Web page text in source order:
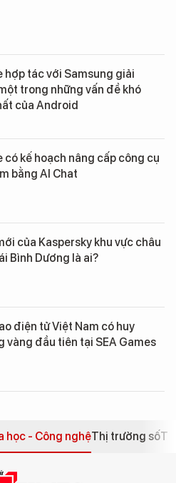
hợp tác với Samsung giải
trong những vấn đề khó
của Android
có kế hoạch nâng cấp công cụ
bằng AI Chat
của Kaspersky khu vực châu
Bình Dương là ai?
điện tử Việt Nam có huy
vàng đầu tiên tại SEA Games
học - Công nghệThị trường số